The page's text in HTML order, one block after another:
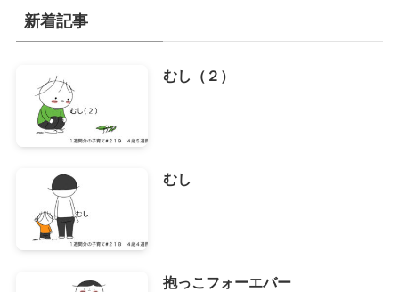
イ
ブ
新着記事
むし（２）
むし
抱っこフォーエバー